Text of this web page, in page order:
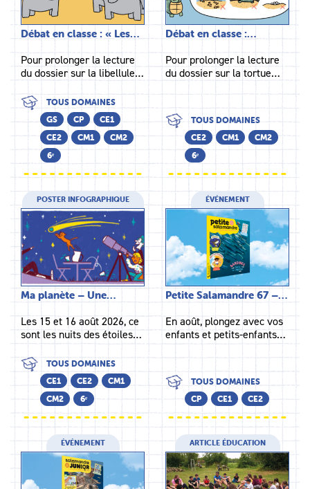
Débat en classe : « Les…
Pour prolonger la lecture
du dossier sur la libellule…
TOUS DOMAINES
GS
CP
CE1
CE2
CM1
CM2
6ᵉ
Débat en classe :…
Pour prolonger la lecture
du dossier sur la tortue…
TOUS DOMAINES
CE2
CM1
CM2
6ᵉ
POSTER INFOGRAPHIQUE
Ma planète – Une…
Les 15 et 16 août 2026, ce
sont les nuits des étoiles…
TOUS DOMAINES
CE1
CE2
CM1
CM2
6ᵉ
ÉVÉNEMENT
Petite Salamandre 67 –…
En août, plongez avec vos
enfants et petits-enfants…
TOUS DOMAINES
CP
CE1 CE2
ÉVÉNEMENT ARTICLE ÉDUCATION